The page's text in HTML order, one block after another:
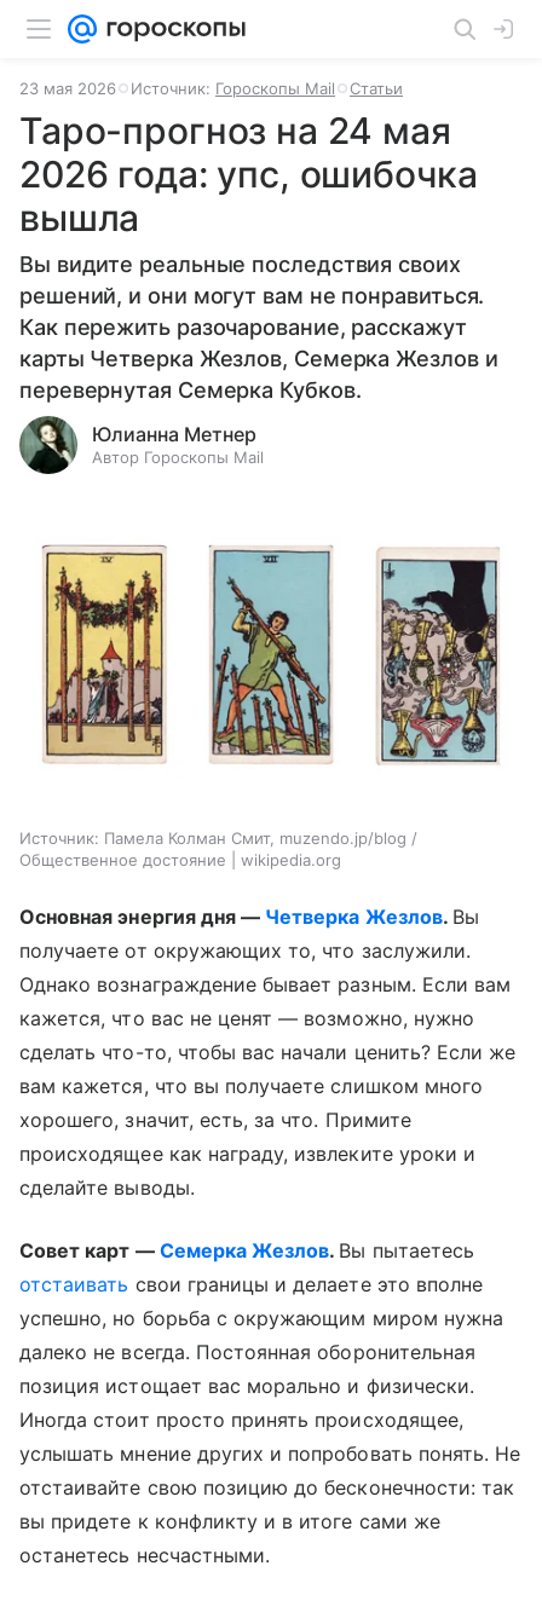
23 мая 2026 Источник: Гороскопы Mail Статьи
Таро-прогноз на 24 мая
2026 года: упс, ошибочка
вышла
Вы видите реальные последствия своих
решений, и они могут вам не понравиться.
Как пережить разочарование, расскажут
карты Четверка Жезлов, Семерка Жезлов и
перевернутая Семерка Кубков.
Юлианна Метнер
Автор Гороскопы Mail
Источник: Памела Колман Смит, muzendo.jp/blog /
Общественное достояние | wikipedia.org
Основная энергия дня — Четверка Жезлов. Вы
получаете от окружающих то, что заслужили.
Однако вознаграждение бывает разным. Если вам
кажется, что вас не ценят — возможно, нужно
сделать что-то, чтобы вас начали ценить? Если же
вам кажется, что вы получаете слишком много
хорошего, значит, есть, за что. Примите
происходящее как награду, извлеките уроки и
сделайте выводы.
Совет карт — Семерка Жезлов. Вы пытаетесь
отстаивать свои границы и делаете это вполне
успешно, но борьба с окружающим миром нужна
далеко не всегда. Постоянная оборонительная
позиция истощает вас морально и физически.
Иногда стоит просто принять происходящее,
услышать мнение других и попробовать понять. Не
отстаивайте свою позицию до бесконечности: так
вы придете к конфликту и в итоге сами же
останетесь несчастными.